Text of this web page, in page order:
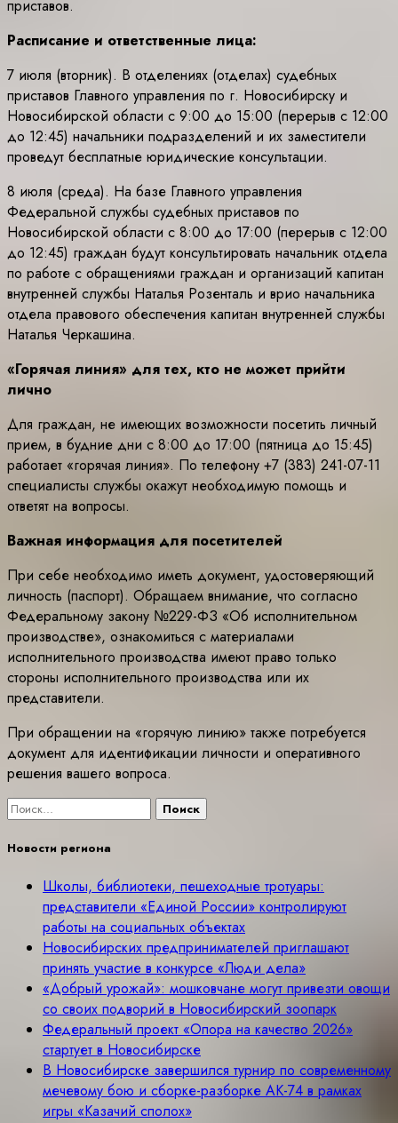
приставов.
Расписание и ответственные лица:
7 июля (вторник). В отделениях (отделах) судебных
приставов Главного управления по г. Новосибирску и
Новосибирской области с 9:00 до 15:00 (перерыв с 12:00
до 12:45) начальники подразделений и их заместители
проведут бесплатные юридические консультации.
8 июля (среда). На базе Главного управления
Федеральной службы судебных приставов по
Новосибирской области с 8:00 до 17:00 (перерыв с 12:00
до 12:45) граждан будут консультировать начальник отдела
по работе с обращениями граждан и организаций капитан
внутренней службы Наталья Розенталь и врио начальника
отдела правового обеспечения капитан внутренней службы
Наталья Черкашина.
«Горячая линия» для тех, кто не может прийти
лично
Для граждан, не имеющих возможности посетить личный
прием, в будние дни с 8:00 до 17:00 (пятница до 15:45)
работает «горячая линия». По телефону +7 (383) 241-07-11
специалисты службы окажут необходимую помощь и
ответят на вопросы.
Важная информация для посетителей
При себе необходимо иметь документ, удостоверяющий
личность (паспорт). Обращаем внимание, что согласно
Федеральному закону №229-ФЗ «Об исполнительном
производстве», ознакомиться с материалами
исполнительного производства имеют право только
стороны исполнительного производства или их
представители.
При обращении на «горячую линию» также потребуется
документ для идентификации личности и оперативного
решения вашего вопроса.
Найти:
Новости региона
Школы, библиотеки, пешеходные тротуары:
представители «Единой России» контролируют
работы на социальных объектах
Новосибирских предпринимателей приглашают
принять участие в конкурсе «Люди дела»
«Добрый урожай»: мошковчане могут привезти овощи
со своих подворий в Новосибирский зоопарк
Федеральный проект «Опора на качество 2026»
стартует в Новосибирске
В Новосибирске завершился турнир по современному
мечевому бою и сборке-разборке АК-74 в рамках
игры «Казачий сполох»